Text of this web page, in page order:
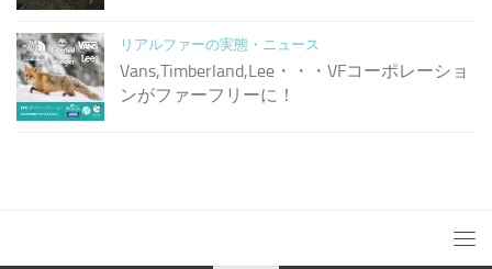
リアルファーの実態・ニュース
Vans,Timberland,Lee・・・VFコーポレーショ
ンがファーフリーに！